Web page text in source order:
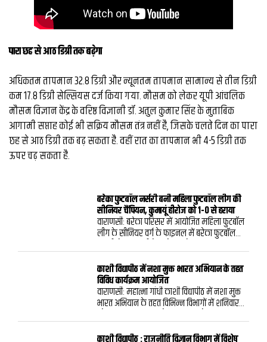
पारा छह से आठ डिग्री तक बढ़ेगा
अधिकतम तापमान 32.8 डिग्री और न्यूनतम तापमान सामान्य से तीन डिग्री
कम 17.8 डिग्री सेल्सियस दर्ज किया गया. मौसम को लेकर यूपी आंचलिक
मौसम विज्ञान केंद्र के वरिष्ठ विज्ञानी डॉ. अतुल कुमार सिंह के मुताबिक
आगामी सप्ताह कोई भी सक्रिय मौसम तंत्र नहीं है, जिसके चलते दिन का पारा
छह से आठ डिग्री तक बढ़ सकता है. वहीं रात का तापमान भी 4-5 डिग्री तक
ऊपर चढ़ सकता है.
बरेका फुटबॉल नर्सरी बनी महिला फुटबॉल लीग की
सीनियर चैंपियन, कुमायूं हीरोज को 1-0 से हराया
वाराणसी: बरेका परिसर में आयोजित महिला फुटबॉल
लीग के सीनियर वर्ग के फाइनल में बरेका फुटबॉल
अपने नाम कर लिया। शनिवार को खेले गए रोमांचक
मुकाबले में प्रीति यादव का निर्णायक गोल बरेका
फुटबॉल नर्सरी की जीत का आधार बना।पूर्व
अंतरराष्ट्रीय फुटबॉल खिलाड़ी एवं प्रशिक्षक भैरव दत्त के
तत्वावधान में आयोजित प्रतियोगिता के फाइनल
मुकाबले का शुभारंभ मुख्य अतिथि बरेका खेलकूद
संघ के महासचिव एवं मुख्य अभिकल्प इंजीनियर
(विद्युत) अनुराग कुमार गुप्ता तथा विशिष्ट अतिथि बरेका
काशी विद्यापीठ में नशा मुक्त भारत अभियान के तहत
विविध कार्यक्रम आयोजित
वाराणसी: महात्मा गांधी काशी विद्यापीठ में नशा मुक्त
भारत अभियान के तहत विभिन्न विभागों में शनिवार
में भाषण प्रतियोगिता एवं जन जागरूकता का आयोजन
किया गया। विभागध्यक्ष प्रो. शेफाली वर्मा ठकराल ने